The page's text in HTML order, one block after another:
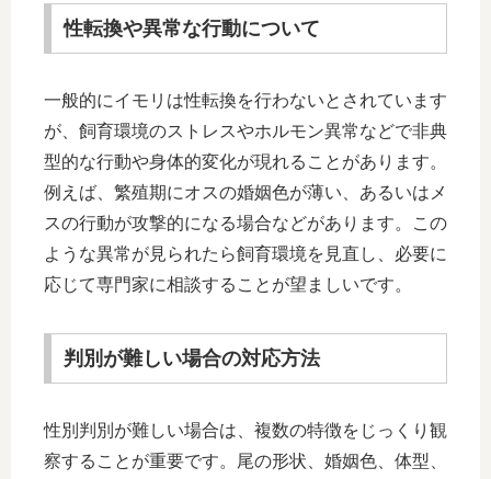
性転換や異常な行動について
一般的にイモリは性転換を行わないとされています
が、飼育環境のストレスやホルモン異常などで非典
型的な行動や身体的変化が現れることがあります。
例えば、繁殖期にオスの婚姻色が薄い、あるいはメ
スの行動が攻撃的になる場合などがあります。この
ような異常が見られたら飼育環境を見直し、必要に
応じて専門家に相談することが望ましいです。
判別が難しい場合の対応方法
性別判別が難しい場合は、複数の特徴をじっくり観
察することが重要です。尾の形状、婚姻色、体型、